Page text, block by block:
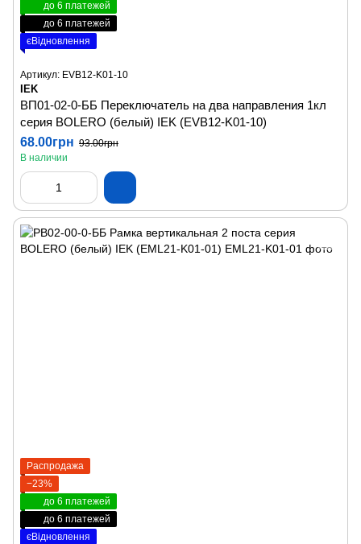
до 6 платежей
до 6 платежей
єВідновлення
Артикул: EVB12-K01-10
IEK
ВП01-02-0-ББ Переключатель на два направления 1кл
серия BOLERO (белый) IEK (EVB12-K01-10)
68.00грн 93.00грн
В наличии
Распродажа
−23%
до 6 платежей
до 6 платежей
єВідновлення